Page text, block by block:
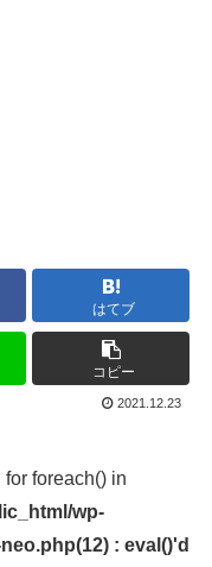
はてブ
コピー
2021.12.23
foreach() in
wp-
: eval()'d